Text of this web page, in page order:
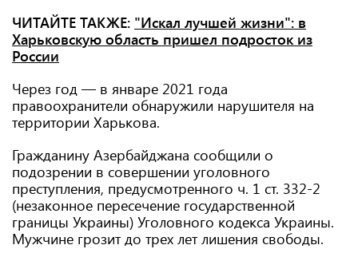
ЧИТАЙТЕ ТАКЖЕ: "Искал лучшей жизни": в
Харьковскую область пришел подросток из
России
Через год — в январе 2021 года
правоохранители обнаружили нарушителя на
территории Харькова.
Гражданину Азербайджана сообщили о
подозрении в совершении уголовного
преступления, предусмотренного ч. 1 ст. 332-2
(незаконное пересечение государственной
границы Украины) Уголовного кодекса Украины.
Мужчине грозит до трех лет лишения свободы.